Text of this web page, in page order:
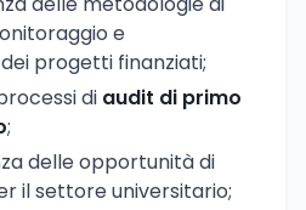
e
progetti finanziati;
di audit di primo
;
delle opportunità di
il settore universitario;